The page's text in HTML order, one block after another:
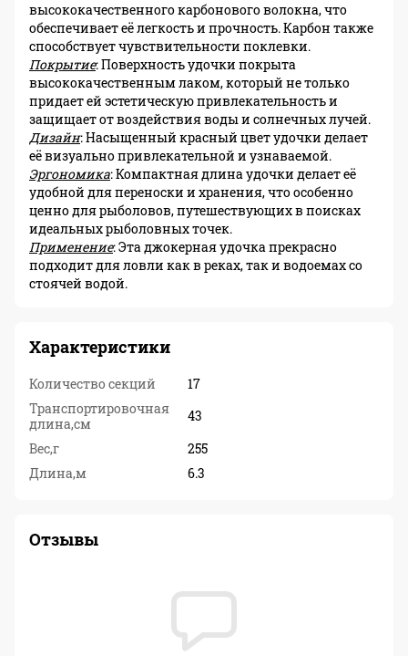
высококачественного карбонового волокна, что
обеспечивает её легкость и прочность. Карбон также
способствует чувствительности поклевки.
Покрытие: Поверхность удочки покрыта
высококачественным лаком, который не только
придает ей эстетическую привлекательность и
защищает от воздействия воды и солнечных лучей.
Дизайн: Насыщенный красный цвет удочки делает
её визуально привлекательной и узнаваемой.
Эргономика: Компактная длина удочки делает её
удобной для переноски и хранения, что особенно
ценно для рыболовов, путешествующих в поисках
идеальных рыболовных точек.
Применение: Эта джокерная удочка прекрасно
подходит для ловли как в реках, так и водоемах со
стоячей водой.
Характеристики
Количество секций
17
Транспортировочная
длина,см
43
Вес,г
255
Длина,м
6.3
Отзывы